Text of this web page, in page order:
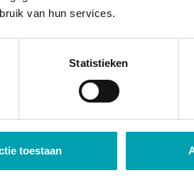
van hun services.
Statistieken
toestaan
kinderen hun talenten door
FitKidz (sport &
& creëren) en MindKidz
Je betaalt dus niet extra.
MBO-, HBO- en WO-